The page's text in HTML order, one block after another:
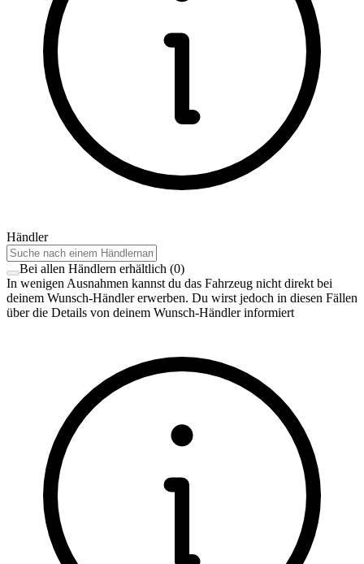
Händler
Bei allen Händlern erhältlich (0)
In wenigen Ausnahmen kannst du das Fahrzeug nicht direkt bei
deinem Wunsch-Händler erwerben. Du wirst jedoch in diesen Fällen
über die Details von deinem Wunsch-Händler informiert